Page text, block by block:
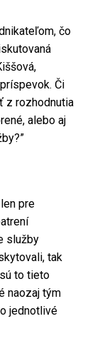
čo
Či
z rozhodnutia
alebo aj
pre
služby
tak
to tieto
naozaj tým
jednotlivé